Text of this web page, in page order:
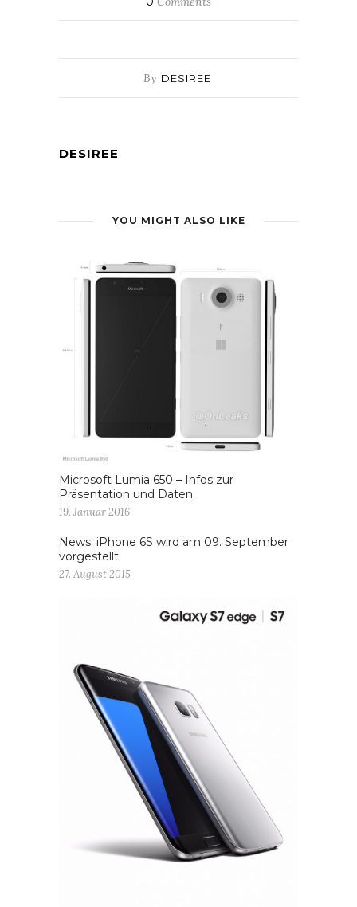
By DESIREE
DESIREE
YOU MIGHT ALSO LIKE
Microsoft Lumia 650 – Infos zur
Präsentation und Daten
19. Januar 2016
News: iPhone 6S wird am 09. September
vorgestellt
27. August 2015